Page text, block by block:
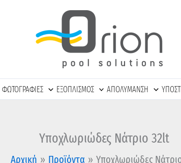
ΦΩΤΟΓΡΑΦΙΕΣ ΕΞΟΠΛΙΣΜΟΣ ΑΠΟΛΥΜΑΝΣΗ
Υποχλωριώδες Νάτριο 32lt
Αρχική Προϊόντα Υποχλωριώδες
32lt
ποσότητα